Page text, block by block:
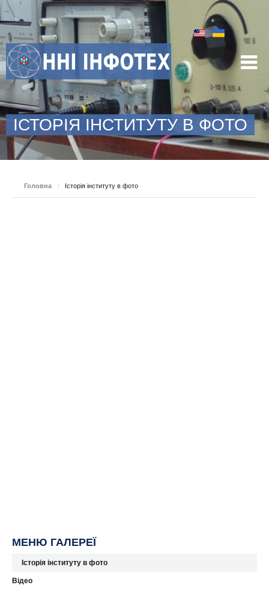
ІСТОРІЯ ІНСТИТУТУ В ФОТО
Головна / Історія інституту в фото
МЕНЮ ГАЛЕРЕЇ
Історія інституту в фото
Відео